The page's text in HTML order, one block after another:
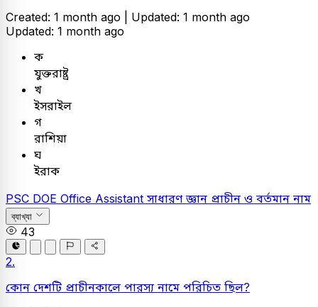
Created: 1 month ago | Updated: 1 month ago
Updated: 1 month ago
ক
যুক্তরাষ্ট্র
খ
ইসরাইল
গ
রাশিয়া
ঘ
ইরাক
PSC DOE Office Assistant সাধারণ জ্ঞান প্রাচীন ও বর্তমান নাম
ব্যাখ্যা
43
2.
কোন দেশটি প্রাচীনকালে পারস্য নামে পরিচিত ছিল?